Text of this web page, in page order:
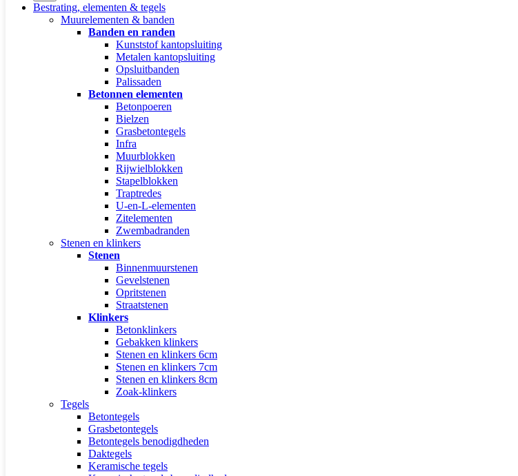
Bestrating, elementen & tegels
Muurelementen & banden
Banden en randen
Kunststof kantopsluiting
Metalen kantopsluiting
Opsluitbanden
Palissaden
Betonnen elementen
Betonpoeren
Bielzen
Grasbetontegels
Infra
Muurblokken
Rijwielblokken
Stapelblokken
Traptredes
U-en-L-elementen
Zitelementen
Zwembadranden
Stenen en klinkers
Stenen
Binnenmuurstenen
Gevelstenen
Opritstenen
Straatstenen
Klinkers
Betonklinkers
Gebakken klinkers
Stenen en klinkers 6cm
Stenen en klinkers 7cm
Stenen en klinkers 8cm
Zoak-klinkers
Tegels
Betontegels
Grasbetontegels
Betontegels benodigdheden
Daktegels
Keramische tegels